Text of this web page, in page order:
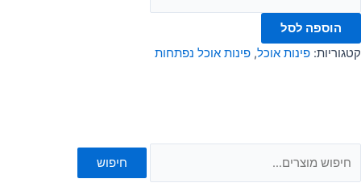
הוספה לסל
קטגוריות: פינות אוכל, פינות אוכל נפתחות
חיפוש